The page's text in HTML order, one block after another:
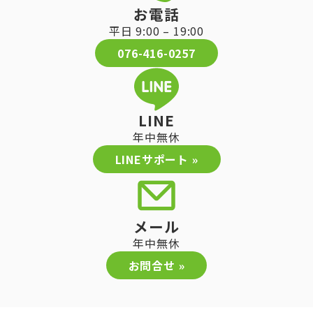
お電話
平日 9:00 – 19:00
076-416-0257
LINE
年中無休
LINEサポート »
メール
年中無休
お問合せ »